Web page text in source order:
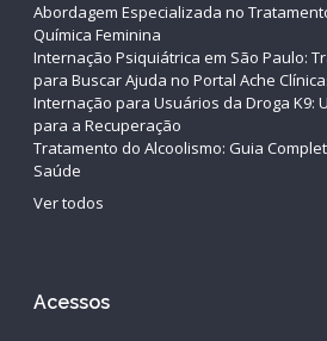
Abordagem Especializada no
Química Feminina
Internação Psiquiátrica em São Paulo:
para Buscar Ajuda no Portal Ache
Internação para Usuários da Droga K9:
para a Recuperação
Tratamento do Alcoolismo: Guia
Saúde
Ver todos
Acessos